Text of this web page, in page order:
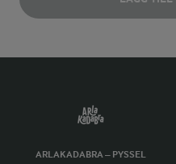
ARLAKADABRA – PYSSEL